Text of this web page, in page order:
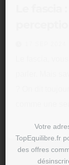
Le fascia,
parler. Mais
? On dit
comme une
Votre
TopEquilibre.fr
des offres